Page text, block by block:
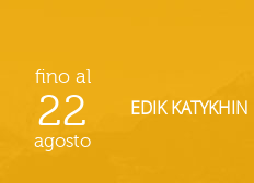
fino al
22
agosto
EDIK KATYKHIN